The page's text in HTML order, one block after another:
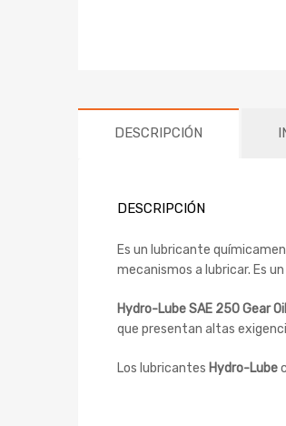
DESCRIPCIÓN
DESCRIPCIÓN
Es un lubricante
mecanismos a lubricar. Es
Hydro-Lube SAE 250 Gear Oil
que presentan altas
Los lubricantes Hydro-Lube